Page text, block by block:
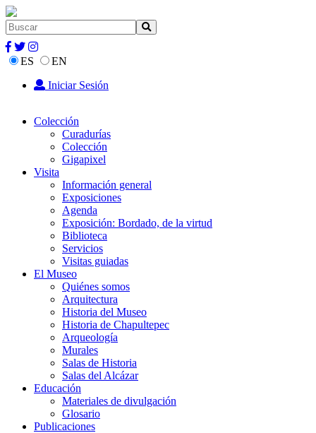
ES
EN
Iniciar Sesión
Colección
Curadurías
Colección
Gigapixel
Visita
Información general
Exposiciones
Agenda
Exposición: Bordado, de la virtud
Biblioteca
Servicios
Visitas guiadas
El Museo
Quiénes somos
Arquitectura
Historia del Museo
Historia de Chapultepec
Arqueología
Murales
Salas de Historia
Salas del Alcázar
Educación
Materiales de divulgación
Glosario
Publicaciones